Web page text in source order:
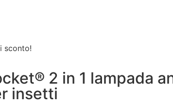
sconto!
2 in 1 lampada
insetti